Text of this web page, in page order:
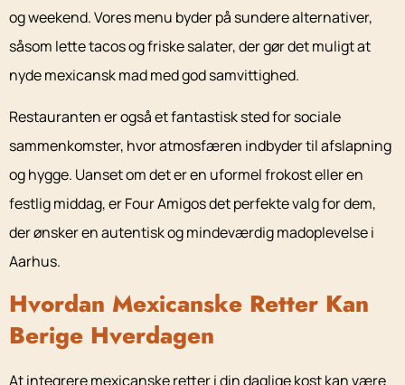
og weekend. Vores menu byder på sundere alternativer,
såsom lette tacos og friske salater, der gør det muligt at
nyde mexicansk mad med god samvittighed.
Restauranten er også et fantastisk sted for sociale
sammenkomster, hvor atmosfæren indbyder til afslapning
og hygge. Uanset om det er en uformel frokost eller en
festlig middag, er Four Amigos det perfekte valg for dem,
der ønsker en autentisk og mindeværdig madoplevelse i
Aarhus.
Hvordan Mexicanske Retter Kan
Berige Hverdagen
At integrere mexicanske retter i din daglige kost kan være